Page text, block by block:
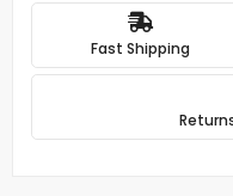
Fast Shipping